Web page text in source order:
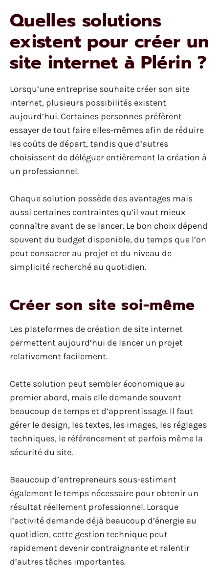
Quelles solutions
existent pour créer un
site internet à Plérin ?
Lorsqu’une entreprise souhaite créer son site
internet, plusieurs possibilités existent
aujourd’hui. Certaines personnes préfèrent
essayer de tout faire elles-mêmes afin de réduire
les coûts de départ, tandis que d’autres
choisissent de déléguer entièrement la création à
un professionnel.
Chaque solution possède des avantages mais
aussi certaines contraintes qu’il vaut mieux
connaître avant de se lancer. Le bon choix dépend
souvent du budget disponible, du temps que l’on
peut consacrer au projet et du niveau de
simplicité recherché au quotidien.
Créer son site soi-même
Les plateformes de création de site internet
permettent aujourd’hui de lancer un projet
relativement facilement.
Cette solution peut sembler économique au
premier abord, mais elle demande souvent
beaucoup de temps et d’apprentissage. Il faut
gérer le design, les textes, les images, les réglages
techniques, le référencement et parfois même la
sécurité du site.
Beaucoup d’entrepreneurs sous-estiment
également le temps nécessaire pour obtenir un
résultat réellement professionnel. Lorsque
l’activité demande déjà beaucoup d’énergie au
quotidien, cette gestion technique peut
rapidement devenir contraignante et ralentir
d’autres tâches importantes.